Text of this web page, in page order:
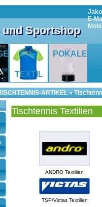
Sportshop
E-
TEXTIL
POKALE
ARTIKEL»
Tischtennis Textilien
ANDRO Textilien
TSP/Victas Textilien